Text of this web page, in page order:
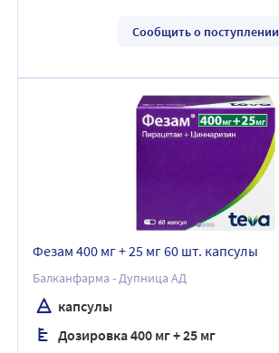
Сообщить о поступлении
Фезам 400 мг + 25 мг 60 шт. капсулы
Балканфарма - Дупница АД
капсулы
Дозировка 400 мг + 25 мг